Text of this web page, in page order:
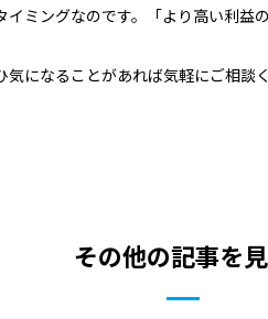
ミングなのです。「より高い利
になることがあれば気軽にご相談
その他の記事を